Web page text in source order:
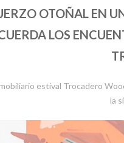
OTOÑAL EN
LOS
estival Trocadero
la